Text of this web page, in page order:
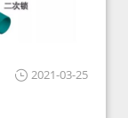
2021-03-25